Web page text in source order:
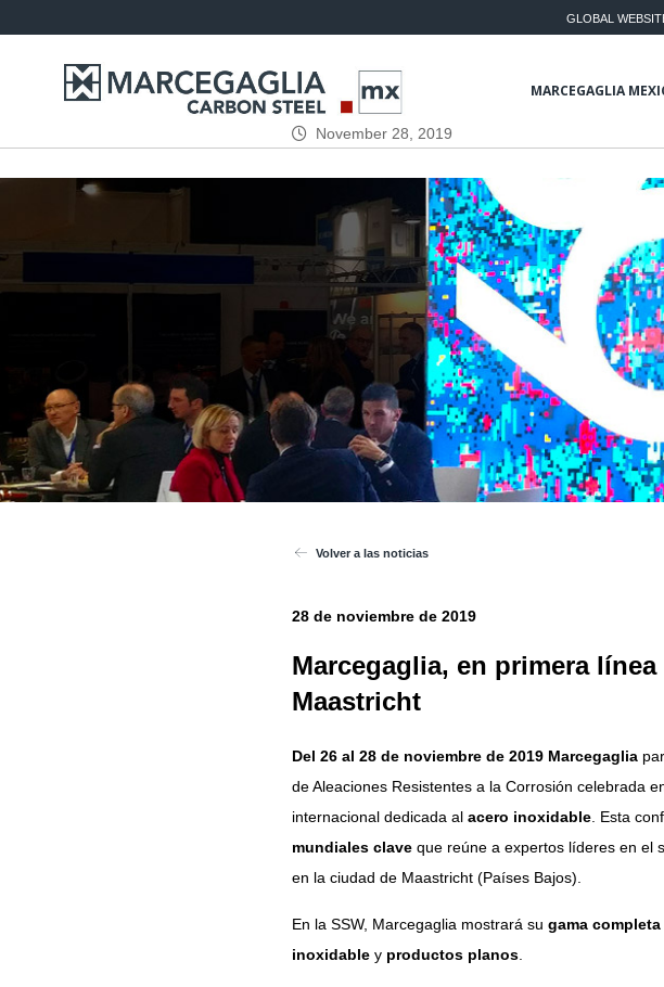
GLOBAL
MARCEGAGLIA
November 28, 2019
Volver a las noticias
28 de noviembre de 2019
Marcegaglia, en primera línea
Maastricht
Del 26 al 28 de noviembre de 2019 Marcegaglia
de Aleaciones Resistentes a la Corrosión celebrada
internacional dedicada al acero inoxidable. Esta
mundiales claveque reúne a expertos líderes en el
en la ciudad de Maastricht (Países Bajos).
En la SSW, Marcegaglia mostrará su gama completa
inoxidabley productos planos.